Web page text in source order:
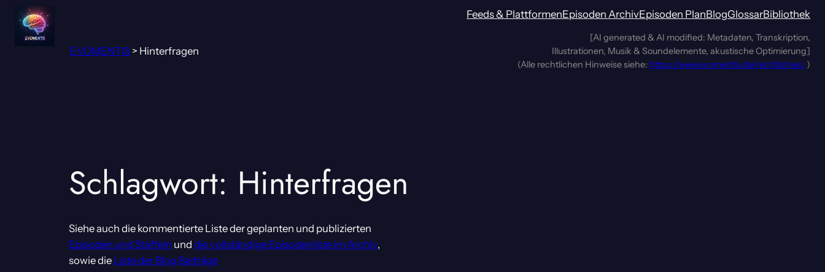
Zum
Inhalt
springen
Feeds & PlattformenEpisoden ArchivEpisoden PlanBlogGlossarBibliothek
EVOMENTIS > Hinterfragen
[AI generated & AI modified: Metadaten, Transkription,
Illustrationen, Musik & Soundelemente, akustische Optimierung]
(Alle rechtlichen Hinweise siehe: https://www.evomentis.de/rechtliches/ )
Schlagwort: Hinterfragen
Siehe auch die kommentierte Liste der geplanten und publizierten
Episoden und Staffeln und die vollständige Episodenliste im Archiv,
sowie die Liste der Blog Beiträge